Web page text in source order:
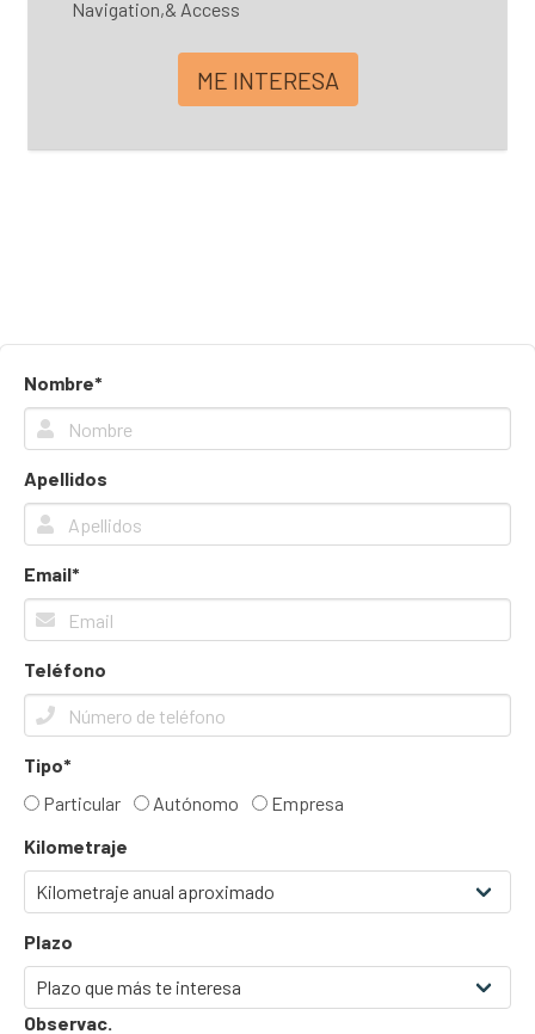
Navigation,& Access
ME INTERESA
Nombre*
Apellidos
Email*
Teléfono
Tipo*
Particular
Autónomo
Empresa
Kilometraje
Plazo
Observac.